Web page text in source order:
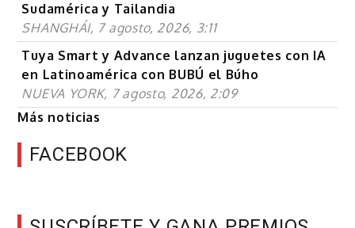
Sudamérica y Tailandia
SHANGHÁI, 7 agosto, 2026, 3:11
Tuya Smart y Advance lanzan juguetes con IA
en Latinoamérica con BUBÚ el Búho
NUEVA YORK, 7 agosto, 2026, 2:09
Más noticias
FACEBOOK